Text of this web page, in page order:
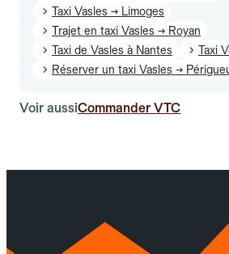
Taxi Vasles → Limoges
Trajet en taxi Vasles → Royan
Taxi de Vasles à Nantes
Taxi
Réserver un taxi Vasles →
Voir aussiCommander VTC